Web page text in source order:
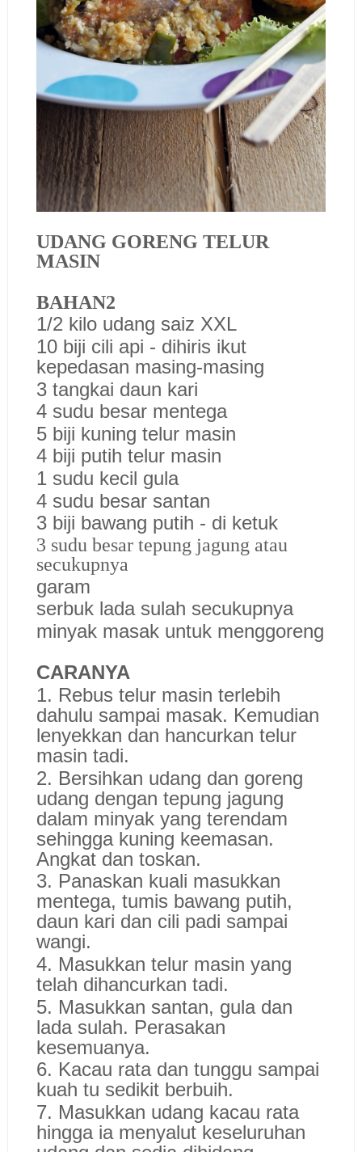
UDANG GORENG TELUR
MASIN
BAHAN2
1/2 kilo udang saiz XXL
10 biji cili api - dihiris ikut
kepedasan masing-masing
3 tangkai daun kari
4 sudu besar mentega
5 biji kuning telur masin
4 biji putih telur masin
1 sudu kecil gula
4 sudu besar santan
3 biji bawang putih - di ketuk
3 sudu besar tepung jagung atau
secukupnya
garam
serbuk lada sulah secukupnya
minyak masak untuk menggoreng
CARANYA
1. Rebus telur masin terlebih
dahulu sampai masak. Kemudian
lenyekkan dan hancurkan telur
masin tadi.
2. Bersihkan udang dan goreng
udang dengan tepung jagung
dalam minyak yang terendam
sehingga kuning keemasan.
Angkat dan toskan.
3. Panaskan kuali masukkan
mentega, tumis bawang putih,
daun kari dan cili padi sampai
wangi.
4. Masukkan telur masin yang
telah dihancurkan tadi.
5. Masukkan santan, gula dan
lada sulah. Perasakan
kesemuanya.
6. Kacau rata dan tunggu sampai
kuah tu sedikit berbuih.
7. Masukkan udang kacau rata
hingga ia menyalut keseluruhan